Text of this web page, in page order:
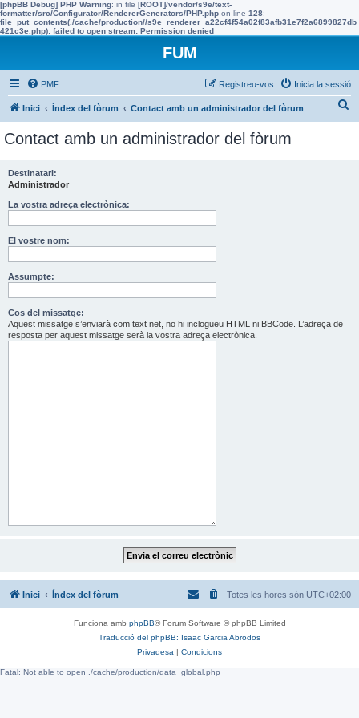
[phpBB Debug] PHP Warning: in file [ROOT]/vendor/s9e/text-
formatter/src/Configurator/RendererGenerators/PHP.php on line 128:
file_put_contents(./cache/production//s9e_renderer_a22cf4f54a02f83afb31e7f2a6899827db
421c3e.php): failed to open stream: Permission denied
FUM
PMF Inicia la sessió
Registreu-vos
Inici Índex del fòrum Contact amb un administrador del fòrum
Contact amb un administrador del fòrum
Destinatari:
Administrador
La vostra adreça electrònica:
El vostre nom:
Assumpte:
Cos del missatge:
Aquest missatge s’enviarà com text net, no hi inclogueu HTML ni BBCode. L’adreça de
resposta per aquest missatge serà la vostra adreça electrònica.
Inici Índex del fòrum Totes les hores són UTC+02:00
Funciona amb phpBB® Forum Software © phpBB Limited
Traducció del phpBB: Isaac Garcia Abrodos
Privadesa | Condicions
Fatal: Not able to open ./cache/production/data_global.php